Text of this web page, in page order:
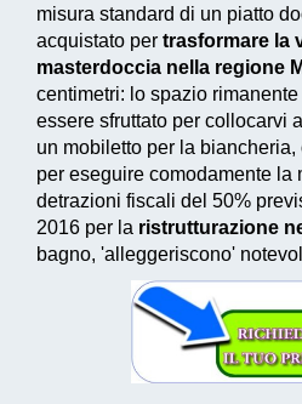
misura standard di un piatto
acquistato per trasformare la
masterdoccia nella regione
centimetri: lo spazio
essere sfruttato per collocarvi
un mobiletto per la
per eseguire comodamente la
detrazioni fiscali del 50%
2016 per la ristrutturazione
bagno, 'alleggeriscono'